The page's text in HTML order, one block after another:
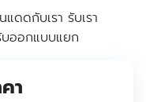
ดดกับเรา รับเรา
ออกแบบแยก
า